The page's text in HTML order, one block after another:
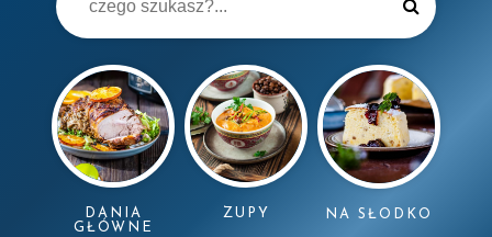
DANIA
GŁÓWNE
ZUPY NA SŁODKO